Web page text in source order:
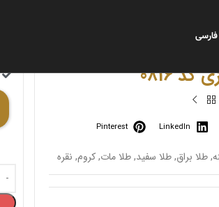
فارسی
0816
LinkedIn
Pinterest
,طلا براق,طلا سفید,طلا مات,کروم, نقره